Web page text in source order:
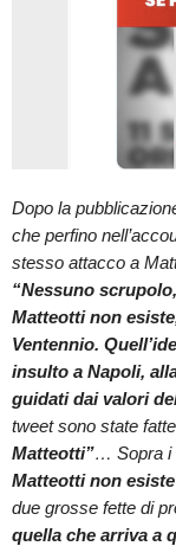
Dopo la
che perfino
stesso attacco a
“Nessuno
Matteotti non
Ventennio.
insulto a Napoli,
guidati dai valori
tweet sono state fatte
Matteotti”… Sopra i
Matteotti non
due grosse fette di
quella che arriva a